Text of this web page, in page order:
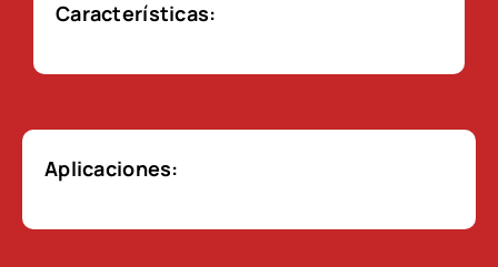
Características:
Aplicaciones: